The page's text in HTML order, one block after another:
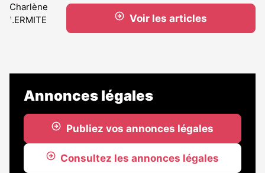
Voir les articles
Annonces légales
Publiez vos annonces légales
Consultez les annonces légales